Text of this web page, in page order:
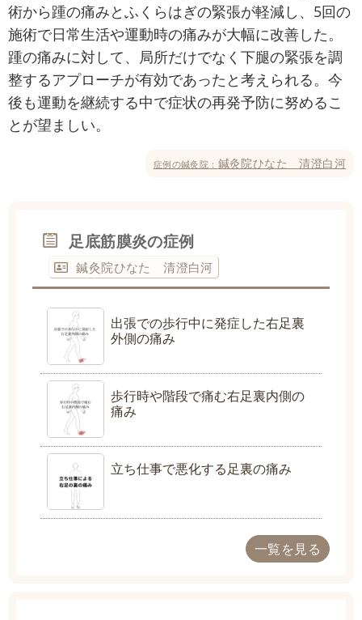
術から踵の痛みとふくらはぎの緊張が軽減し、5回の
施術で日常生活や運動時の痛みが大幅に改善した。
踵の痛みに対して、局所だけでなく下腿の緊張を調
整するアプローチが有効であったと考えられる。今
後も運動を継続する中で症状の再発予防に努めるこ
とが望ましい。
症例の鍼灸院： 鍼灸院ひなた 清澄白河
足底筋膜炎の症例
鍼灸院ひなた 清澄白河
出張での歩行中に発症した右足裏
外側の痛み
歩行時や階段で痛む右足裏内側の
痛み
立ち仕事で悪化する足裏の痛み
一覧を見る